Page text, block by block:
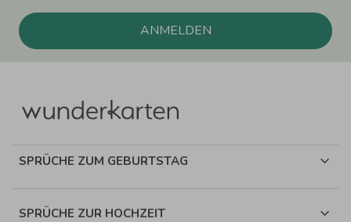
ANMELDEN
SPRÜCHE ZUM GEBURTSTAG
SPRÜCHE ZUR HOCHZEIT